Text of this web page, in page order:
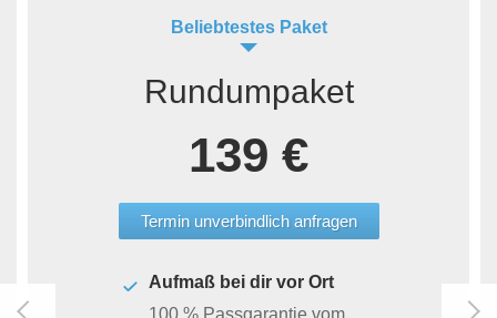
Beliebtestes Paket
Rundumpaket
139 €
Termin unverbindlich anfragen
Aufmaß bei dir vor Ort
100 % Passgarantie vom